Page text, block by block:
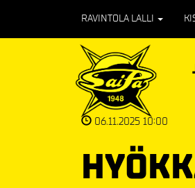
RAVINTOLA LALLI
06.11.2025 10:00